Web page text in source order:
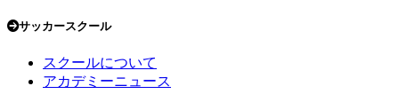
サッカースクール
スクールについて
アカデミーニュース